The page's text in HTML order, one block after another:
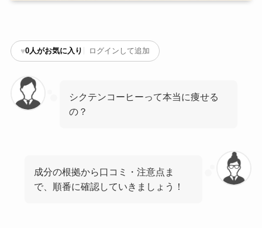
♥0人がお気に入り ログインして追加
シクテンコーヒーって本当に痩せる
の？
成分の根拠から口コミ・注意点ま
で、順番に確認していきましょう！